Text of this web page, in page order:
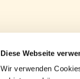
Diese Webseite
Wir verwenden